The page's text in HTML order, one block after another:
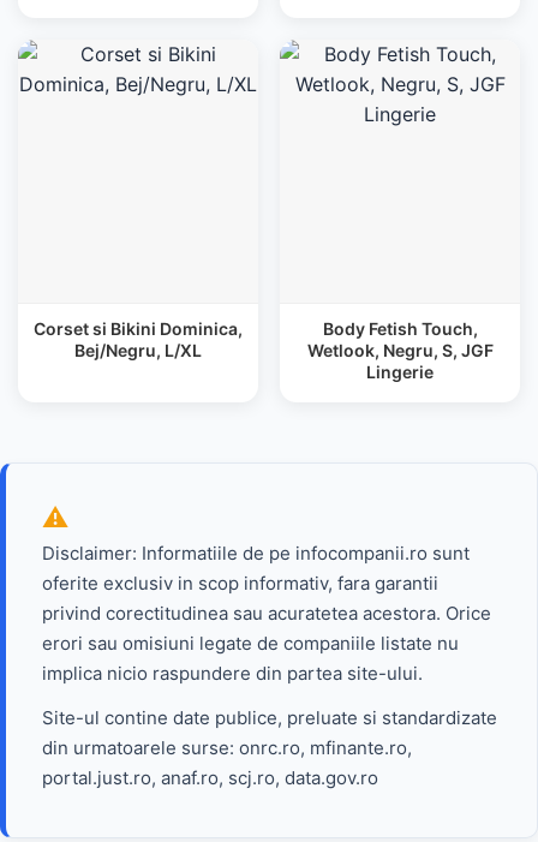
Corset si Bikini Dominica,
Bej/Negru, L/XL
Body Fetish Touch,
Wetlook, Negru, S, JGF
Lingerie
Disclaimer: Informatiile de pe infocompanii.ro sunt
oferite exclusiv in scop informativ, fara garantii
privind corectitudinea sau acuratetea acestora. Orice
erori sau omisiuni legate de companiile listate nu
implica nicio raspundere din partea site-ului.
Site-ul contine date publice, preluate si standardizate
din urmatoarele surse: onrc.ro, mfinante.ro,
portal.just.ro, anaf.ro, scj.ro, data.gov.ro